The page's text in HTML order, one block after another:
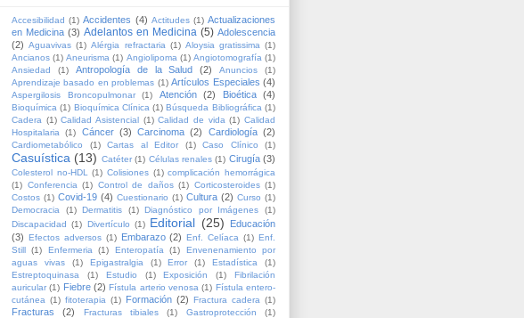
Accesibilidad (1) Accidentes (4) Actitudes (1) Actualizaciones
en Medicina (3) Adelantos en Medicina (5) Adolescencia
(2) Aguavivas (1) Alérgia refractaria (1) Aloysia gratissima (1)
Ancianos (1) Aneurisma (1) Angiolipoma (1) Angiotomografía (1)
Ansiedad
(1) Antropología de la Salud (2) Anuncios
(1)
Aprendizaje basado en problemas (1) Artículos Especiales (4)
Aspergilosis Broncopulmonar (1) Atención (2) Bioética (4)
Bioquímica (1) Bioquímica Clínica (1) Búsqueda Bibliográfica (1)
Cadera (1) Calidad Asistencial (1) Calidad de vida (1) Calidad
Hospitalaria
(1) Cáncer (3) Carcinoma (2) Cardiología (2)
Cardiometabólico (1) Cartas al Editor (1) Caso Clínico (1)
Casuística (13) Catéter (1) Células renales (1) Cirugía (3)
Colesterol no-HDL (1) Colisiones (1) complicación hemorrágica
(1) Conferencia (1) Control de daños (1) Corticosteroides (1)
Costos (1) Covid-19 (4) Cuestionario (1) Cultura (2) Curso (1)
Democracia
(1) Dermatitis (1) Diagnóstico por Imágenes
(1)
Discapacidad (1) Divertículo (1) Editorial (25)
Educación
(3) Efectos adversos (1) Embarazo (2) Enf. Celíaca (1) Enf.
Still (1) Enfermeria (1) Enteropatía (1)
Envenenamiento por
aguas vivas
(1) Epigastralgia (1) Error (1) Estadística
(1)
Estreptoquinasa
(1) Estudio (1) Exposición (1)
Fibrilación
auricular (1) Fiebre (2) Fístula arterio venosa (1) Fístula entero-
cutánea (1) fitoterapia (1) Formación (2) Fractura cadera (1)
Fracturas (2) Fracturas tibiales (1) Gastroprotección
(1)